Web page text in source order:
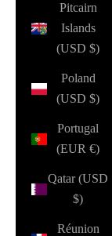
Pitcairn
Islands
(USD $)
Poland
(USD $)
Portugal
(EUR €)
Qatar (USD
$)
Réunion